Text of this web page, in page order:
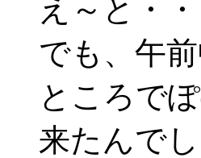
え～と・
でも、午
ところで
来たんで